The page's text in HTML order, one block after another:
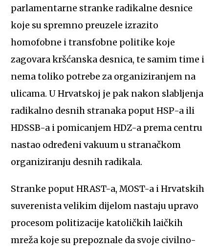
parlamentarne stranke radikalne desnice
koje su spremno preuzele izrazito
homofobne i transfobne politike koje
zagovara kršćanska desnica, te samim time i
nema toliko potrebe za organiziranjem na
ulicama. U Hrvatskoj je pak nakon slabljenja
radikalno desnih stranaka poput HSP-a ili
HDSSB-a i pomicanjem HDZ-a prema centru
nastao određeni vakuum u stranačkom
organiziranju desnih radikala.
Stranke poput HRAST-a, MOST-a i Hrvatskih
suverenista velikim dijelom nastaju upravo
procesom politizacije katoličkih laičkih
mreža koje su prepoznale da svoje civilno-